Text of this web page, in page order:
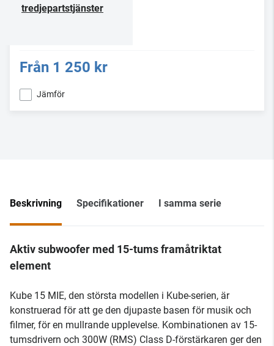
tredjepartstjänster
Från 1 250 kr
Jämför
Beskrivning Specifikationer I samma serie
Aktiv subwoofer med 15-tums framåtriktat
element
Kube 15 MIE, den största modellen i Kube-serien, är
konstruerad för att ge den djupaste basen för musik och
filmer, för en mullrande upplevelse. Kombinationen av 15-
tumsdrivern och 300W (RMS) Class D-förstärkaren ger den